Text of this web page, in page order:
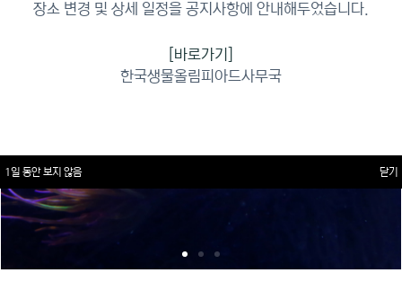
이수증명서 확인 바로가기
장소 변경 및 상세 일정을 공지사항에 안내해두었습니다.
[바로가기]
한국생물올림피아드사무국
1일 동안 보지 않음 닫기